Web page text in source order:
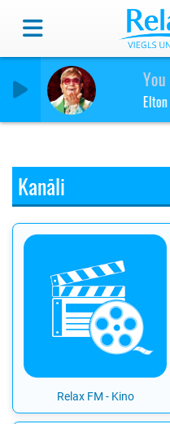
You Can
Elton John
Kanāli
Relax FM - Kino